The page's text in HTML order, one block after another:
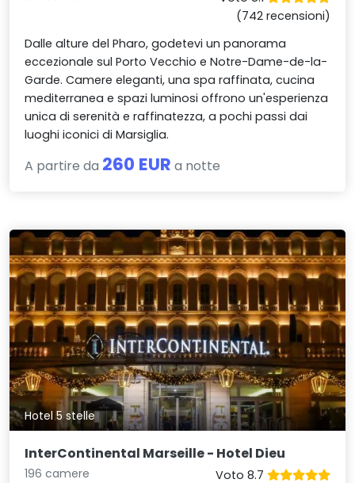
(742 recensioni)
Dalle alture del Pharo, godetevi un panorama
eccezionale sul Porto Vecchio e Notre-Dame-de-la-
Garde. Camere eleganti, una spa raffinata, cucina
mediterranea e spazi luminosi offrono un'esperienza
unica di serenità e raffinatezza, a pochi passi dai
luoghi iconici di Marsiglia.
A partire da 260 EUR a notte
Hotel 5 stelle
InterContinental Marseille - Hotel Dieu
196 camere Voto 8.7